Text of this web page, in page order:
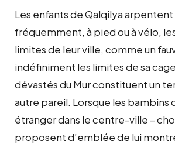
Les enfants de Qalqilya arpentent
fréquemment, à pied ou à vélo,
limites de leur ville, comme un
indéfiniment les limites de sa
dévastés du Mur constituent un
autre pareil. Lorsque les bambins
étranger dans le centre-ville –
proposent d’emblée de lui